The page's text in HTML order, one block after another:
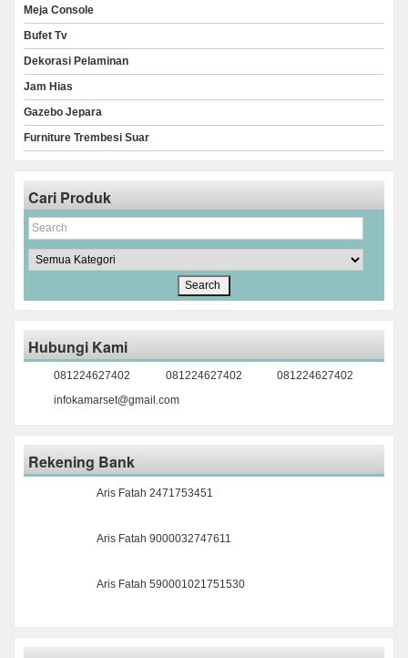
Meja Console
Bufet Tv
Dekorasi Pelaminan
Jam Hias
Gazebo Jepara
Furniture Trembesi Suar
Cari Produk
Hubungi Kami
081224627402 081224627402
081224627402
infokamarset@gmail.com
Rekening Bank
Aris Fatah 2471753451
Aris Fatah 9000032747611
Aris Fatah 590001021751530